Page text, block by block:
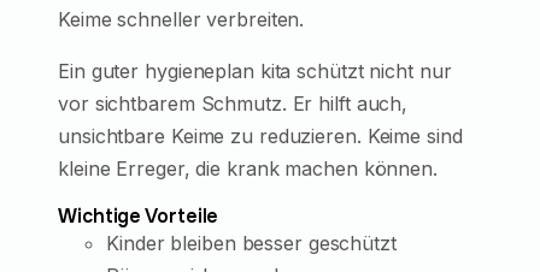
Keime schneller verbreiten.
Ein guter hygieneplan kita schützt nicht nur
vor sichtbarem Schmutz. Er hilft auch,
unsichtbare Keime zu reduzieren. Keime sind
kleine Erreger, die krank machen können.
Wichtige Vorteile
Kinder bleiben besser geschützt